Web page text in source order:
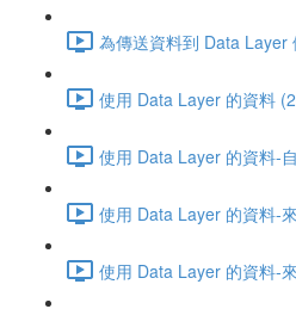
為傳送資料到 Data Layer
使用 Data Layer 的資料
使用 Data Layer 的資料-
使用 Data Layer 的資料-
使用 Data Layer 的資料-